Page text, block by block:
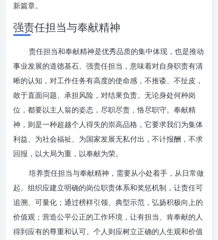
新篇章。
强责任担当与奉献精神
责任担当和奉献精神是优秀品质的集中体现，也是推动
事业发展的道德基石。强责任担当，意味着对自身职责有清
晰的认知，对工作任务有高度的使命感，不推诿、不扯皮，
敢于直面问题、承担风险，对结果负责。无论身处何种岗
位，都要以主人翁的姿态，尽职尽责，恪尽职守。奉献精
神，则是一种超越个人得失的崇高品格，它要求我们为集体
利益、为社会福祉、为国家发展无私付出，不计报酬，不求
回报，以大局为重，以奉献为荣。
培养责任担当与奉献精神，需要从小处着手，从日常做
起。组织应建立明确的岗位职责体系和奖惩机制，让责任可
追溯、可量化；通过榜样引领、典型示范，弘扬积极向上的
价值观；营造公平公正的工作环境，让有担当、肯奉献的人
得到应有的尊重和认可。个人则应树立正确的人生观和价值